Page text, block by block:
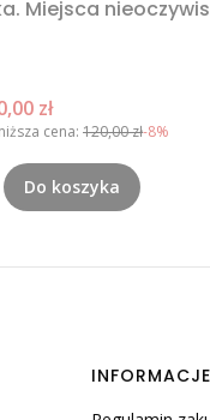
Miejsca
promocyjna
zł
cena: 120,00 zł-8%
Do koszyka
INFORMACJE